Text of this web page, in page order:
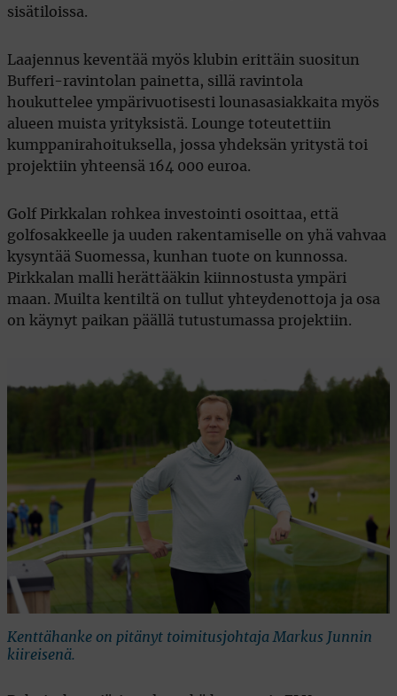
sisätiloissa.
Laajennus keventää myös klubin erittäin suositun
Buﬀeri-ravintolan painetta, sillä ravintola
houkuttelee ympärivuotisesti lounasasiakkaita myös
alueen muista yrityksistä. Lounge toteutettiin
kumppanirahoituksella, jossa yhdeksän yritystä toi
projektiin yhteensä 164 000 euroa.
Golf Pirkkalan rohkea investointi osoittaa, että
golfosakkeelle ja uuden rakentamiselle on yhä vahvaa
kysyntää Suomessa, kunhan tuote on kunnossa.
Pirkkalan malli herättääkin kiinnostusta ympäri
maan. Muilta kentiltä on tullut yhteydenottoja ja osa
on käynyt paikan päällä tutustumassa projektiin.
Kenttähanke on pitänyt toimitusjohtaja Markus Junnin
kiireisenä.